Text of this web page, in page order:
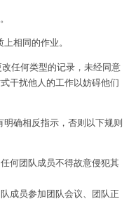
相同的作业。
任何类型的记录，未经同意
干扰他人的工作以妨碍他们
确相反指示，否则以下规则
何团队成员不得故意侵犯其
成员参加团队会议、团队正